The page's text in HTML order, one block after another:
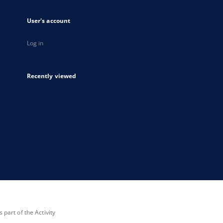
User's account
Log in
Recently viewed
part of the Activity